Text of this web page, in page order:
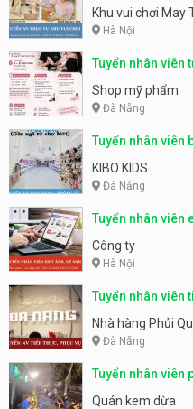
động
Khu vui chơi May
Hà Nội
Tuyển nhân viên
Shop mỹ phẩm
Đà Nẵng
Tuyển nhân viên
KIBO KIDS
Đà Nẵng
Tuyển nhân viên
Công ty
Hà Nội
Tuyển nhân viên
Nhà hàng Phủi
Đà Nẵng
Tuyển nhân viên
Quán kem dừa